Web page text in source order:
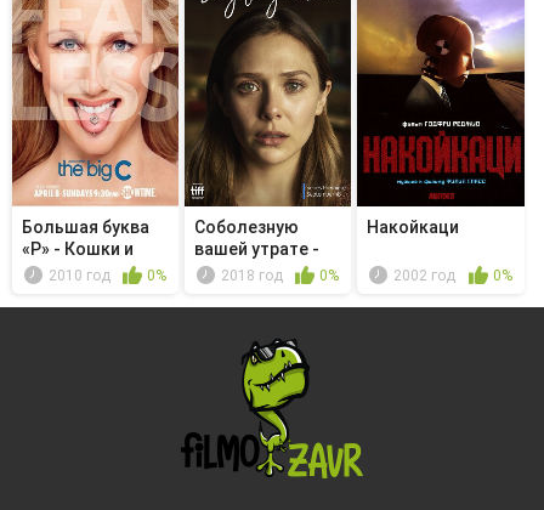
Большая буква
«Р» - Кошки и
собаки
2010 год 0%
Соболезную
вашей утрате -
Сохрани, вы...
2018 год 0%
Накойкаци
2002 год 0%